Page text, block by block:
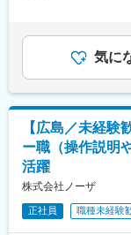
ず分包機は導
業界となりま
るので、競合
変更の範囲：
る時に同行す
・顧客先への
・導入後のフ
アザの除去と
◎取扱機器の
手当＞有＜給
基づき決定致
（1/4ずつを四
り）賃金はあ
可能性があり
気に
【広島／未経験
ー職（操作説明
活躍
株式会社ノーザ
正社員 職種未経験